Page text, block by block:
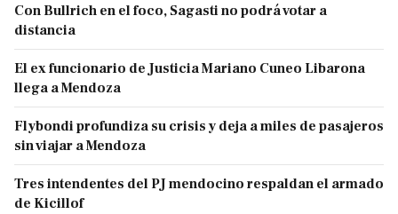
Con Bullrich en el foco, Sagasti no podrá votar a
distancia
El ex funcionario de Justicia Mariano Cuneo Libarona
llega a Mendoza
Flybondi profundiza su crisis y deja a miles de pasajeros
sin viajar a Mendoza
Tres intendentes del PJ mendocino respaldan el armado
de Kicillof